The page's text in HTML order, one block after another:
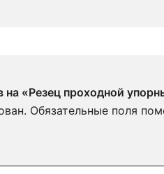
на «Резец проходной
Обязательные поля